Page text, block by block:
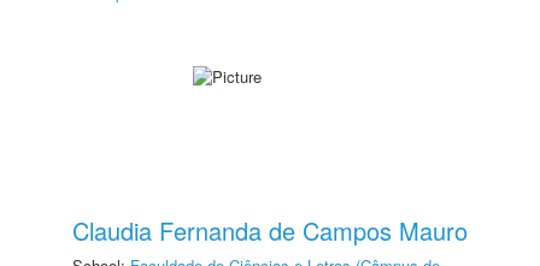
Claudia Fernanda de Campos Mauro